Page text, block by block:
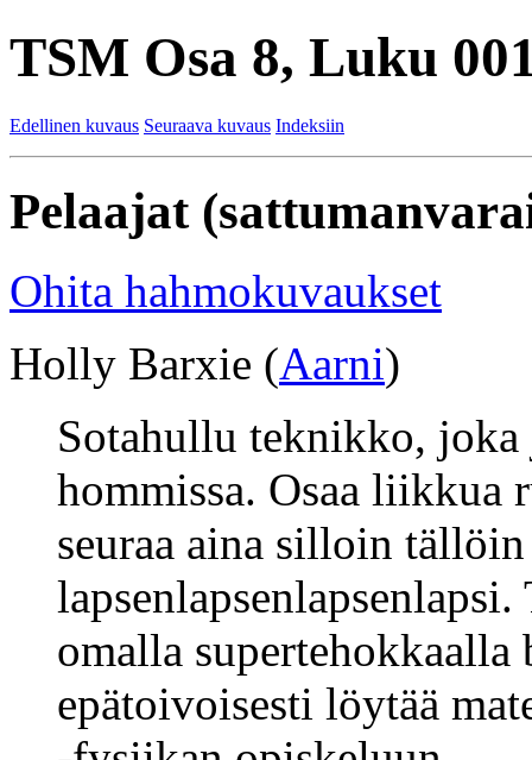
TSM Osa 8, Luku
Edellinen kuvaus Seuraava kuvaus Indeksiin
Pelaajat
Ohita hahmokuvaukset
Holly Barxie (Aarni)
Sotahullu teknikko,
hommissa. Osaa liikkua
seuraa aina silloin
omalla
epätoivoisesti löytää